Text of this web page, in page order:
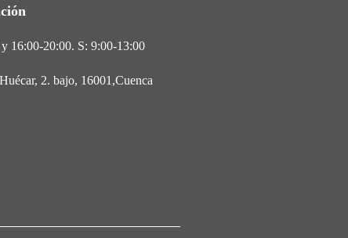
16:00-20:00. S: 9:00-13:00
2. bajo, 16001,Cuenca